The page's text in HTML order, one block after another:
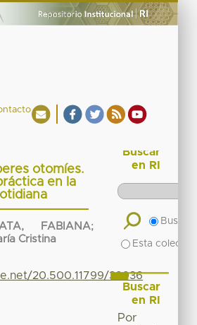
otomíes.
en la
FABIANA;
Cristina
20.500.11799/39936
Buscar
en RI
Buscar
Esta
Buscar
en RI
Por